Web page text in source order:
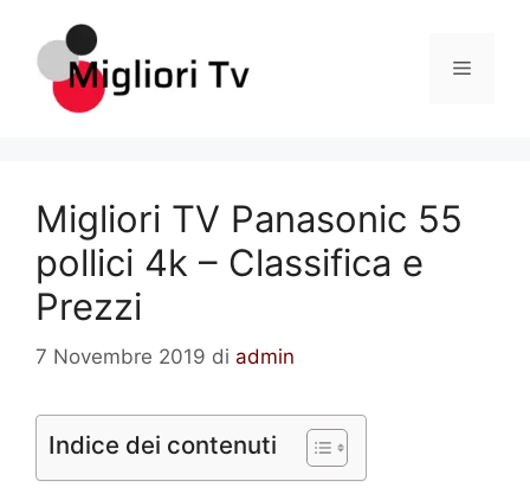
contenuto
Menu
Migliori TV Panasonic 55
pollici 4k – Classifica e
Prezzi
7 Novembre 2019 di admin
Indice dei contenuti